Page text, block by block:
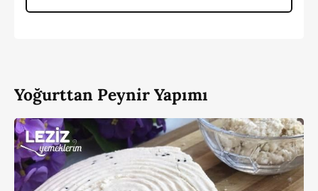
Yoğurttan Peynir Yapımı